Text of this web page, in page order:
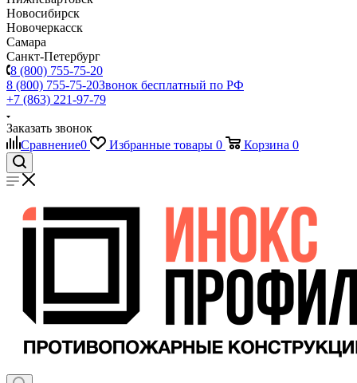
Новосибирск
Новочеркасск
Самара
Санкт-Петербург
8 (800) 755-75-20
8 (800) 755-75-20Звонок бесплатный по РФ
+7 (863) 221-97-79
Заказать звонок
Сравнение0 Избранные товары 0 Корзина 0